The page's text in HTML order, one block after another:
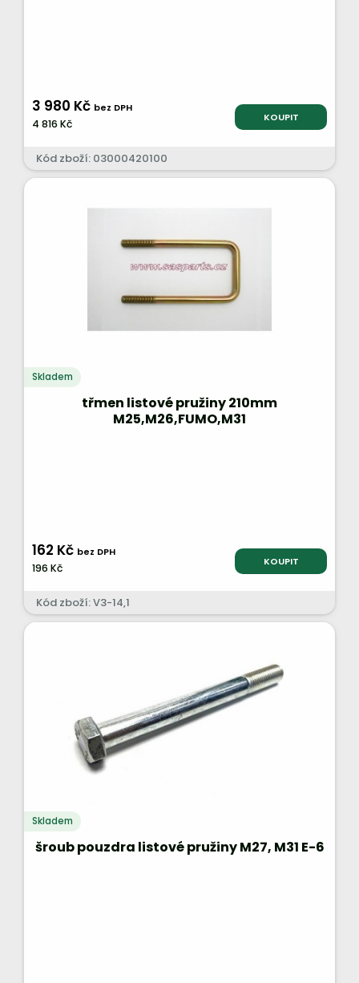
3 980 Kč bez DPH
4 816 Kč KOUPIT
Kód zboží: 03000420100
Skladem
třmen listové pružiny 210mm
M25,M26,FUMO,M31
162 Kč bez DPH
196 Kč KOUPIT
Kód zboží: V3-14,1
Skladem
šroub pouzdra listové pružiny M27, M31 E-6